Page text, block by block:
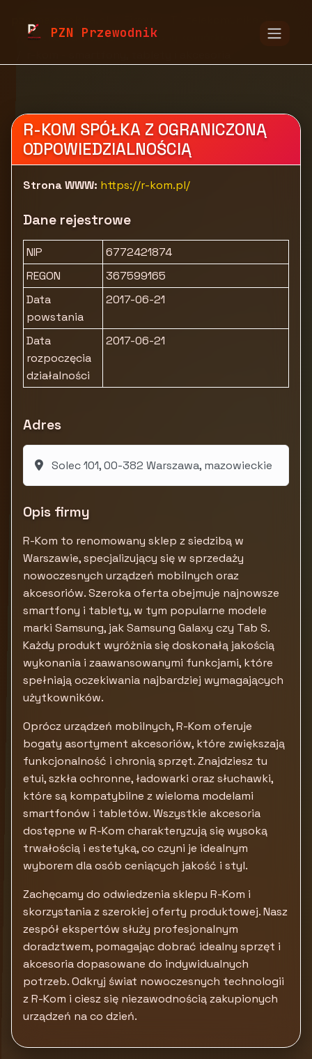
PZN Przewodnik
Telekomunikacja
Telefony komórkowe
R-KOM SPÓŁKA Z OGRANICZONĄ
ODPOWIEDZIALNOŚCIĄ
Strona WWW: https://r-kom.pl/
Dane rejestrowe
NIP
6772421874
REGON
367599165
Data
powstania
2017-06-21
Data
rozpoczęcia
działalności
2017-06-21
Adres
Solec 101, 00-382 Warszawa, mazowieckie
Opis firmy
R-Kom to renomowany sklep z siedzibą w
Warszawie, specjalizujący się w sprzedaży
nowoczesnych urządzeń mobilnych oraz
akcesoriów. Szeroka oferta obejmuje najnowsze
smartfony i tablety, w tym popularne modele
marki Samsung, jak Samsung Galaxy czy Tab S.
Każdy produkt wyróżnia się doskonałą jakością
wykonania i zaawansowanymi funkcjami, które
spełniają oczekiwania najbardziej wymagających
użytkowników.
Oprócz urządzeń mobilnych, R-Kom oferuje
bogaty asortyment akcesoriów, które zwiększają
funkcjonalność i chronią sprzęt. Znajdziesz tu
etui, szkła ochronne, ładowarki oraz słuchawki,
które są kompatybilne z wieloma modelami
smartfonów i tabletów. Wszystkie akcesoria
dostępne w R-Kom charakteryzują się wysoką
trwałością i estetyką, co czyni je idealnym
wyborem dla osób ceniących jakość i styl.
Zachęcamy do odwiedzenia sklepu R-Kom i
skorzystania z szerokiej oferty produktowej. Nasz
zespół ekspertów służy profesjonalnym
doradztwem, pomagając dobrać idealny sprzęt i
akcesoria dopasowane do indywidualnych
potrzeb. Odkryj świat nowoczesnych technologii
z R-Kom i ciesz się niezawodnością zakupionych
urządzeń na co dzień.